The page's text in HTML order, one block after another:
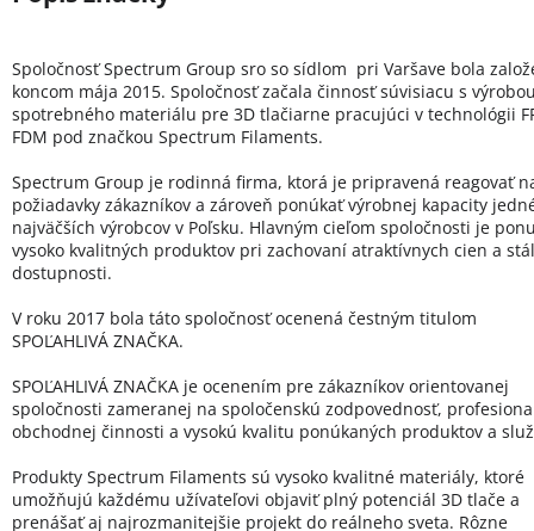
Spoločnosť Spectrum Group sro so sídlom pri Varšave bola
koncom mája 2015. Spoločnosť začala činnosť súvisiacu s
spotrebného materiálu pre 3D tlačiarne pracujúci v technológii
FDM pod značkou Spectrum Filaments.
Spectrum Group je rodinná firma, ktorá je pripravená reagovať
požiadavky zákazníkov a zároveň ponúkať výrobnej kapacity
najväčších výrobcov v Poľsku. Hlavným cieľom spoločnosti je
vysoko kvalitných produktov pri zachovaní atraktívnych cien a
dostupnosti.
V roku 2017 bola táto spoločnosť ocenená čestným titulom
SPOĽAHLIVÁ ZNAČKA.
SPOĽAHLIVÁ ZNAČKA je ocenením pre zákazníkov orientovanej
spoločnosti zameranej na spoločenskú zodpovednosť,
obchodnej činnosti a vysokú kvalitu ponúkaných produktov a
Produkty Spectrum Filaments sú vysoko kvalitné materiály, ktoré
umožňujú každému užívateľovi objaviť plný potenciál 3D tlače a
prenášať aj najrozmanitejšie projekt do reálneho sveta. Rôzne